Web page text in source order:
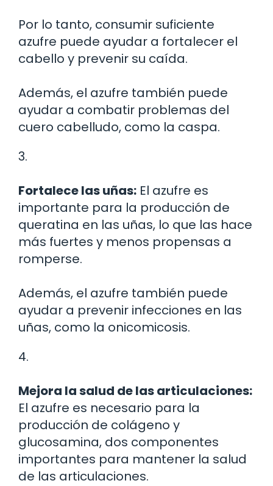
Por lo tanto, consumir suficiente
azufre puede ayudar a fortalecer el
cabello y prevenir su caída.
Además, el azufre también puede
ayudar a combatir problemas del
cuero cabelludo, como la caspa.
3.
Fortalece las uñas: El azufre es
importante para la producción de
queratina en las uñas, lo que las hace
más fuertes y menos propensas a
romperse.
Además, el azufre también puede
ayudar a prevenir infecciones en las
uñas, como la onicomicosis.
4.
Mejora la salud de las articulaciones:
El azufre es necesario para la
producción de colágeno y
glucosamina, dos componentes
importantes para mantener la salud
de las articulaciones.